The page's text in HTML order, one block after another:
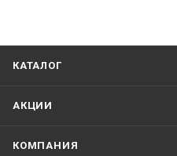
КАТАЛОГ
АКЦИИ
КОМПАНИЯ